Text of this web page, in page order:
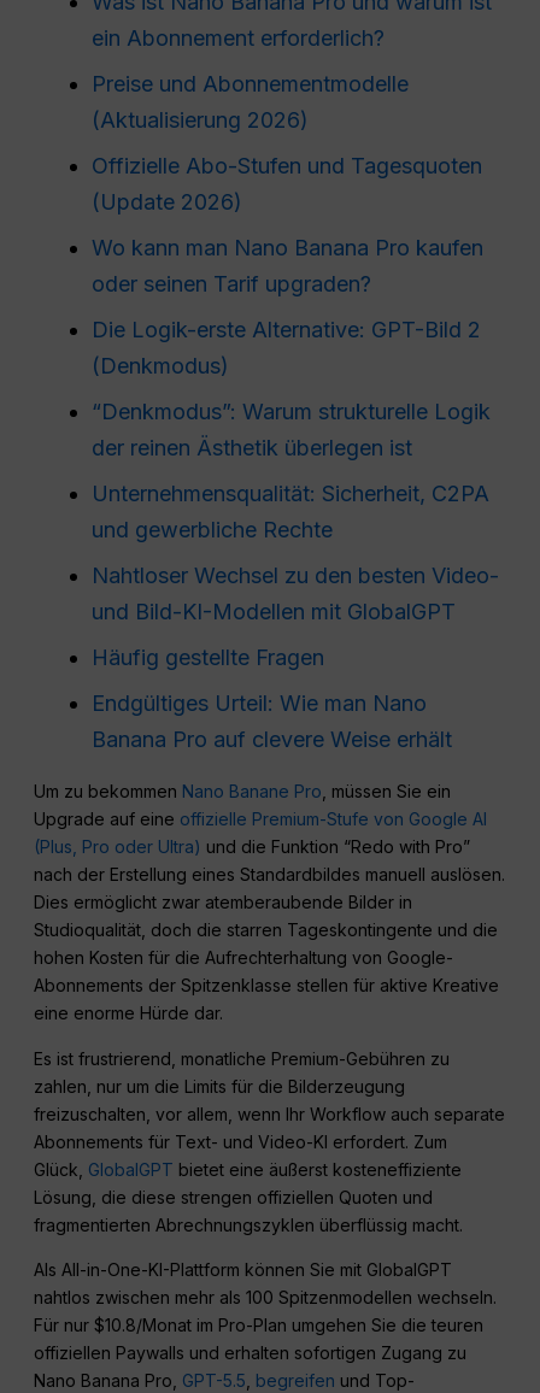
ein Abonnement erforderlich?
Preise und Abonnementmodelle
(Aktualisierung 2026)
Offizielle Abo-Stufen und Tagesquoten
(Update 2026)
Wo kann man Nano Banana Pro kaufen
oder seinen Tarif upgraden?
Die Logik-erste Alternative: GPT-Bild 2
(Denkmodus)
“Denkmodus”: Warum strukturelle Logik
der reinen Ästhetik überlegen ist
Unternehmensqualität: Sicherheit, C2PA
und gewerbliche Rechte
Nahtloser Wechsel zu den besten Video-
und Bild-KI-Modellen mit GlobalGPT
Häufig gestellte Fragen
Endgültiges Urteil: Wie man Nano
Banana Pro auf clevere Weise erhält
Um zu bekommen Nano Banane Pro , müssen Sie ein
Upgrade auf eine offizielle Premium-Stufe von Google AI
(Plus, Pro oder Ultra) und die Funktion “Redo with Pro”
nach der Erstellung eines Standardbildes manuell auslösen.
Dies ermöglicht zwar atemberaubende Bilder in
Studioqualität, doch die starren Tageskontingente und die
hohen Kosten für die Aufrechterhaltung von Google-
Abonnements der Spitzenklasse stellen für aktive Kreative
eine enorme Hürde dar.
Es ist frustrierend, monatliche Premium-Gebühren zu
zahlen, nur um die Limits für die Bilderzeugung
freizuschalten, vor allem, wenn Ihr Workflow auch separate
Abonnements für Text- und Video-KI erfordert. Zum
Glück, GlobalGPT bietet eine äußerst kosteneffiziente
Lösung, die diese strengen offiziellen Quoten und
fragmentierten Abrechnungszyklen überflüssig macht.
Als All-in-One-KI-Plattform können Sie mit GlobalGPT
nahtlos zwischen mehr als 100 Spitzenmodellen wechseln.
Für nur $10.8/Monat im Pro-Plan umgehen Sie die teuren
offiziellen Paywalls und erhalten sofortigen Zugang zu
Nano Banana Pro, GPT-5.5 begreifen und Top-